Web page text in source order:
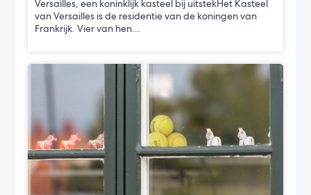
Versailles, een koninklijk kasteel bij uitstekHet Kasteel
van Versailles is de residentie van de koningen van
Frankrijk. Vier van hen…